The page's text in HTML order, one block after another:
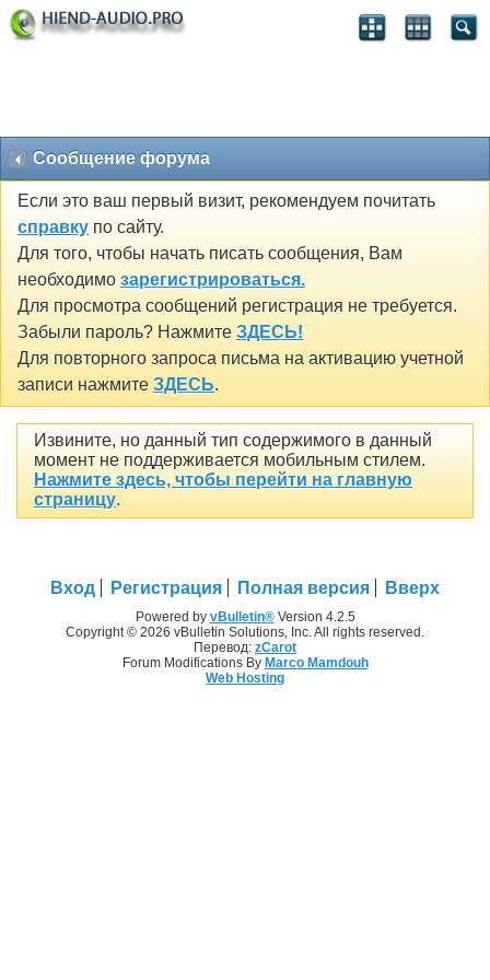
Сообщение форума
Если это ваш первый визит, рекомендуем почитать
справку по сайту.
Для того, чтобы начать писать сообщения, Вам
необходимо зарегистрироваться.
Для просмотра сообщений регистрация не требуется.
Забыли пароль? Нажмите ЗДЕСЬ!
Для повторного запроса письма на активацию учетной
записи нажмите ЗДЕСЬ.
Извините, но данный тип содержимого в данный
момент не поддерживается мобильным стилем.
Нажмите здесь, чтобы перейти на главную
страницу.
Вход Регистрация Полная версия Вверх
Powered by vBulletin®Version 4.2.5
Copyright © 2026 vBulletin Solutions, Inc. All rights reserved.
Перевод: zCarot
Forum Modifications By Marco Mamdouh
Web Hosting